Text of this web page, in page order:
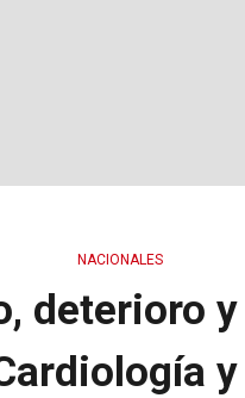
NACIONALES
deterioro
y